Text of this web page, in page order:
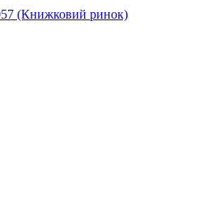
(Книжковий ринок)